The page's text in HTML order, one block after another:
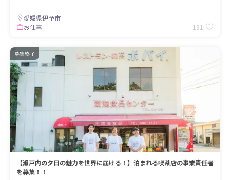
愛媛県伊予市
お仕事
131
募集終了
【瀬戸内の夕日の魅力を世界に届ける！】泊まれる喫茶店の事業責任者
を募集！！